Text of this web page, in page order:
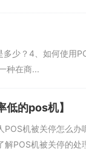
少？4、如何使用
种在商...
的pos机】
机被关停怎么办
POS机被关停的处